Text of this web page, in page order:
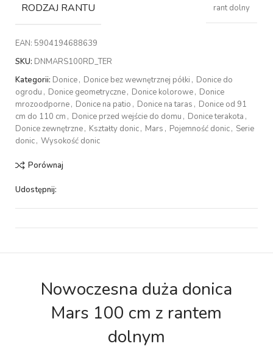
RODZAJ RANTU rant dolny
EAN: 5904194688639
SKU: DNMARS100RD_TER
Kategorii: Donice, Donice bez wewnętrznej półki , Donice do
ogrodu , Donice geometryczne, Donice kolorowe, Donice
mrozoodporne, Donice na patio , Donice na taras , Donice od 91
cm do 110 cm , Donice przed wejście do domu , Donice terakota ,
Donice zewnętrzne, Kształty donic, Mars , Pojemność donic, Serie
donic, Wysokość donic
Porównaj
Udostępnij:
Nowoczesna duża donica
Mars 100 cm z rantem
dolnym